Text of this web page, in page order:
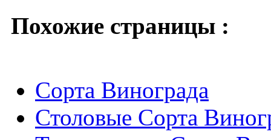
Похожие страницы :
Сорта Винограда
Столовые Сорта